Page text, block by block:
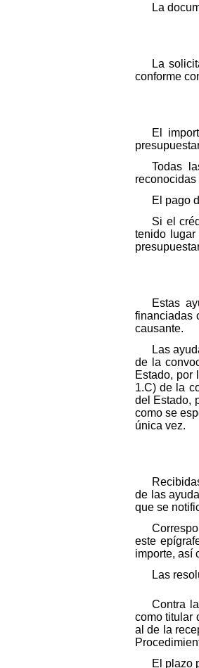
La
La
conforme
El
Todas
El pago
Si el
tenido
Estas
financiadas
causante.
Las
de la
Estado, por
1.C) de la
del Estado,
como se
única vez.
de las
que se
este
importe, así
Las
Contra
como titular
al de la
El plazo